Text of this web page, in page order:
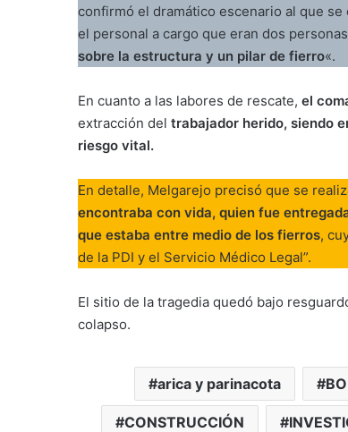
confirmó el dramático escenario al que
el personal a cargo que eran dos
sobre la estructura y un pilar de fierro«.
En cuanto a las labores de rescate, el
extracción del trabajador herido, siendo
riesgo vital.
En detalle, Melgarejo precisó que se
encontraba con vida, quien fue
que estaba entre medio de los fierros,
de la PDI y el Servicio Médico Legal”.
El sitio de la tragedia quedó bajo
colapso.
arica y parinacota
CONSTRUCCIÓN